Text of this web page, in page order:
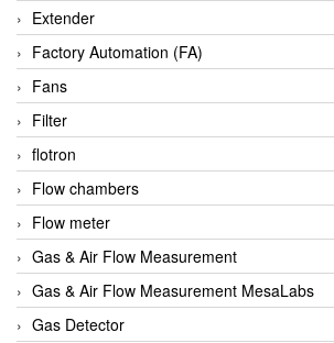
Apex Dynamics Vietnam
Apex Dynamics Vietnam
Apiste
APLISENS VietNam
Apollo Fire
Appleton
AQ Matic
Aqualabo Vietnam
Aquametro
ARCA Regler
Extender
Factory Automation (FA)
Fans
Filter
flotron
Flow chambers
Flow meter
Gas & Air Flow Measurement
Gas & Air Flow Measurement MesaLabs
Gas Detector